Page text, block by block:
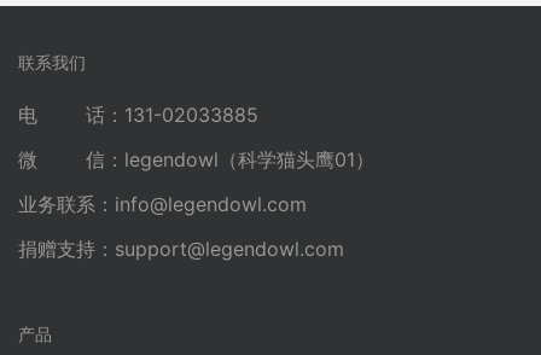
联系我们
电 话：131-02033885
微 信：legendowl（科学猫头鹰01）
业务联系： info@legendowl.com
捐赠支持： support@legendowl.com
产品